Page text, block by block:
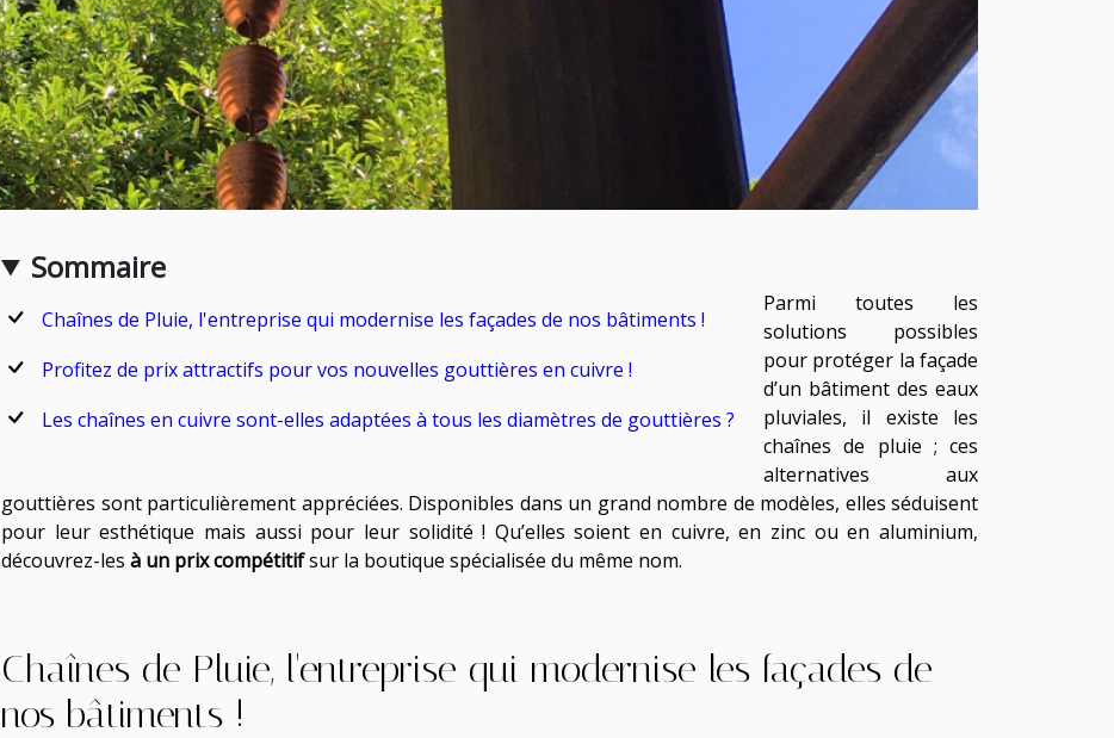
Sommaire
Chaînes de Pluie, l'entreprise qui modernise les façades de nos bâtiments !
Profitez de prix attractifs pour vos nouvelles gouttières en cuivre !
Les chaînes en cuivre sont-elles adaptées à tous les diamètres de gouttières ?
Parmi toutes les
solutions possibles
pour protéger la façade
d’un bâtiment des eaux
pluviales, il existe les
chaînes de pluie ; ces
alternatives aux
gouttières sont particulièrement appréciées. Disponibles dans un grand nombre de modèles, elles séduisent
pour leur esthétique mais aussi pour leur solidité ! Qu’elles soient en cuivre, en zinc ou en aluminium,
découvrez-les à un prix compétitifsur la boutique spécialisée du même nom.
Chaînes de Pluie, l'entreprise qui modernise les façades de
nos bâtiments !